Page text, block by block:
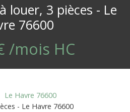
louer, 3 pièces - Le
76600
/mois HC
Le Havre 76600
- Le Havre 76600